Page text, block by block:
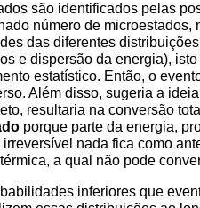
são identificados pelas
número de microestados,
das diferentes
e dispersão da energia),
estatístico. Então, o
Além disso, sugeria a
resultaria na conversão
porque parte da energia,
nada fica como
a qual não pode
inferiores que